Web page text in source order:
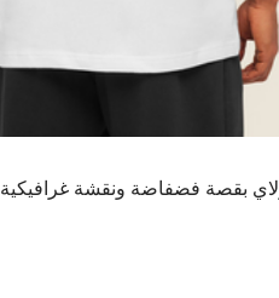
بقصة فضفاضة ونقشة غرافيكية